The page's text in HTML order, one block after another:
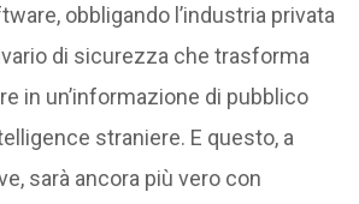
obbligando l’industria privata
di sicurezza che trasforma
in un’informazione di pubblico
straniere. E questo, a
sarà ancora più vero con